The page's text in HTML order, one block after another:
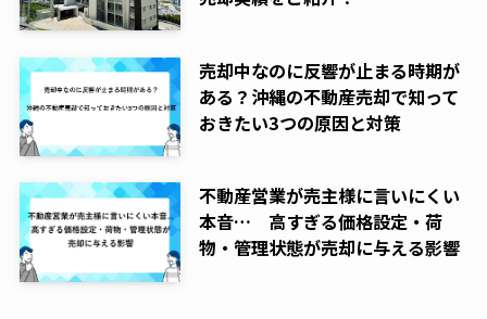
売却中なのに反響が止まる時期が
ある？沖縄の不動産売却で知って
おきたい3つの原因と対策
不動産営業が売主様に言いにくい
本音… 高すぎる価格設定・荷
物・管理状態が売却に与える影響